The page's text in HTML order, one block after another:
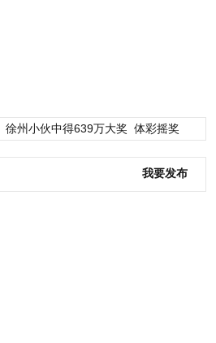
徐州小伙中得639万大奖 体彩摇奖
我要发布